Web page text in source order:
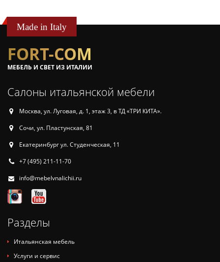
Made in Italy
FORT-COM
МЕБЕЛЬ И СВЕТ ИЗ ИТАЛИИ
Салоны итальянской мебели
Москва, ул. Луговая, д. 1, этаж 3, в ТД «ТРИ КИТА».
Сочи, ул. Пластунская, 81
Екатеринбург ул. Студенческая, 11
+7 (495) 211-11-70
info@mebelvnalichii.ru
Разделы
Итальянская мебель
Услуги и сервис